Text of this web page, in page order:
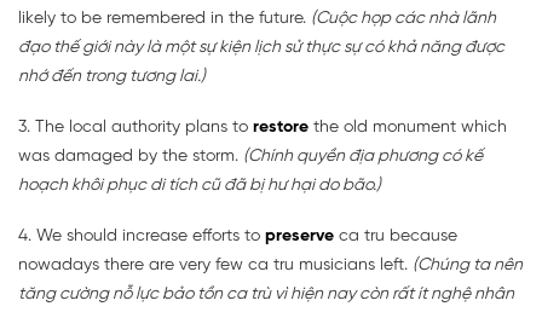
likely to be remembered in the future. (Cuộc họp các nhà lãnh
đạo thế giới này là một sự kiện lịch sử thực sự có khả năng được
nhớ đến trong tương lai.)
3. The local authority plans to restore the old monument which
was damaged by the storm. (Chính quyền địa phương có kế
hoạch khôi phục di tích cũ đã bị hư hại do bão.)
4. We should increase efforts to preserve ca tru because
nowadays there are very few ca tru musicians left. (Chúng ta nên
tăng cường nỗ lực bảo tồn ca trù vì hiện nay còn rất ít nghệ nhân